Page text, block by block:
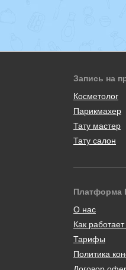
Запись на
Косметолог
Парикмахер
Тату мастер
Тату салон
Платформа
О нас
Как
Тарифы
Политика